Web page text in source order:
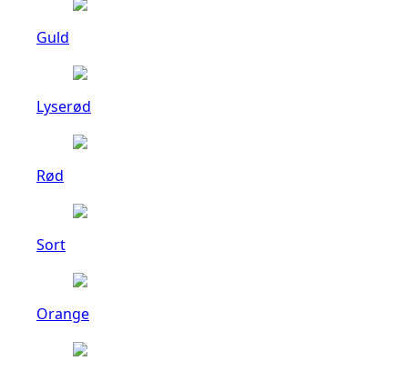
Guld
Lyserød
Rød
Sort
Orange